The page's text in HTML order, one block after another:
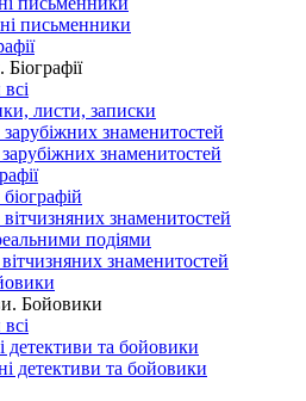
письменники
листи, записки
знаменитостей
зарубіжних знаменитостей
знаменитостей
подіями
вітчизняних знаменитостей
Бойовики
детективи та бойовики
детективи та бойовики